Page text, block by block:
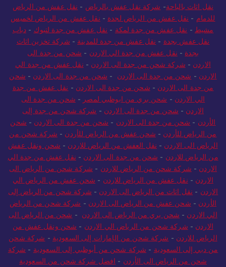
نقل اثاث بالباحة- شركة نقل عفش بالرياض - نقل عفش من الرياض
للدمام - نقل عفش من الرياض لجدة - نقل عفش من الرياض لخميس
مشيط - نقل عفش من جدة لمكة - نقل عفش من جدة لتبوك - دباب
نقل عفش بجدة - نقل عفش من جدة للمدينة - شركة تخزين اثاث
بجدة - نقل عفش من جدة الي الاردن - شحن من جدة الى
الاردن - شركة شحن من جدة الى الاردن - نقل عفش من جدة الي
الاردن - شحن من جدة الى الاردن - شحن من جدة الى الاردن - شحن
من جدة الى الاردن - شحن من جدة الى الاردن - نقل عفش من جدة
الي الاردن - شحن بري من ابوظبي لمصر - شحن من جدة الى
الاردن - شحن من جدة الى الاردن - شركة شحن من جدة إلى
الأردن - شحن من جدة الى الاردن - شحن من جدة الى الاردن - شحن
من الرياض للأردن - شحن عفش من الرياض للأردن - شركة شحن من
الرياض الى الاردن - نقل العفش من الرياض للاردن - شحن ونقل عفش
من الرياض للاردن - شحن من جدة الى الاردن - نقل عفش من جدة الي
الاردن - شركة شحن من الرياض للاردن - شركة شحن من الرياض الى
الاردن - نقل عفش من الرياض للاردن - شحن عفش من الرياض الي
الاردن - نقل اثاث من الرياض الى الاردن - شركة شحن من الرياض إلى
الأردن - شحن عفش من الرياض الى الاردن - شركة شحن من الرياض
الي الاردن - شحن بري من الرياض الى الاردن - شحن من الرياض الى
الاردن - شركة شحن من الرياض الي الاردن - شحن ونقل عفش من
الرياض للاردن - شركة شحن من الإمارات إلى السعودية - شركة شحن
من دبي إلى السعودية - شركة شحن من أبوظبي إلى السعودية - شركة
شحن من الرياض الى الأردن - افضل شركة شحن من السعودية